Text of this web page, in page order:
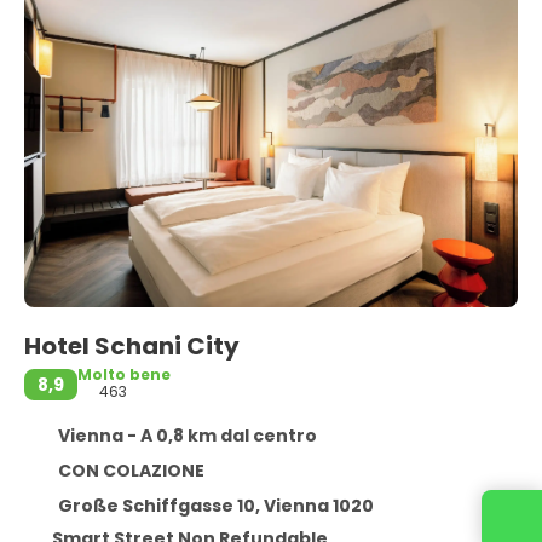
Hotel Schani City
8,9
Molto bene
463
Vienna - A 0,8 km dal centro
CON COLAZIONE
Große Schiffgasse 10, Vienna 1020